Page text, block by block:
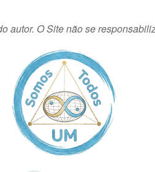
autor. O Site não se